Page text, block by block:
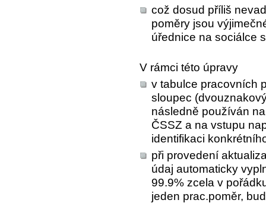
což dosud příliš
poměry jsou
úřednice na sociálce
V rámci této úpravy
v tabulce pracovních
sloupec
následně používán
ČSSZ a na vstupu
identifikaci
při provedení
údaj automaticky
99.9% zcela v
jeden prac.poměr,